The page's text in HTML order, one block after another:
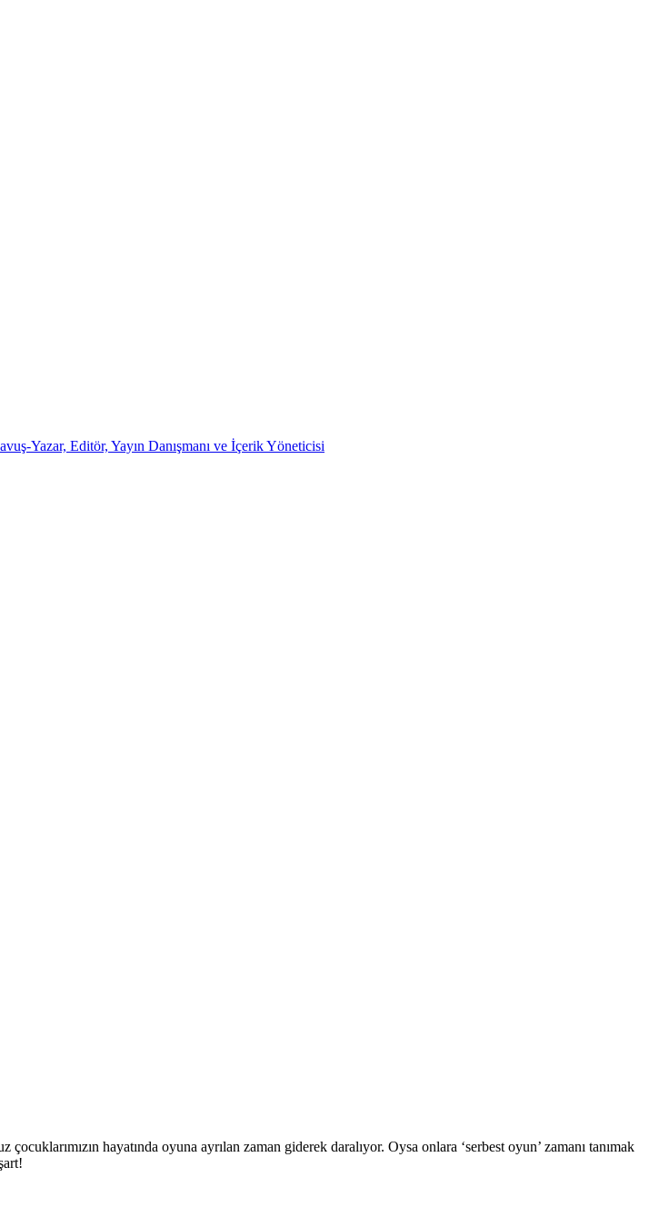
hayatında oyuna ayrılan zaman giderek daralıyor. Oysa onlara ‘serbest oyun’ zamanı tanımak